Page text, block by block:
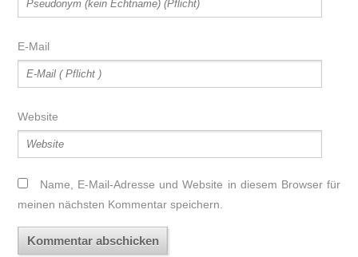
E-Mail
Website
Name, E-Mail-Adresse und Website in diesem Browser für
meinen nächsten Kommentar speichern.